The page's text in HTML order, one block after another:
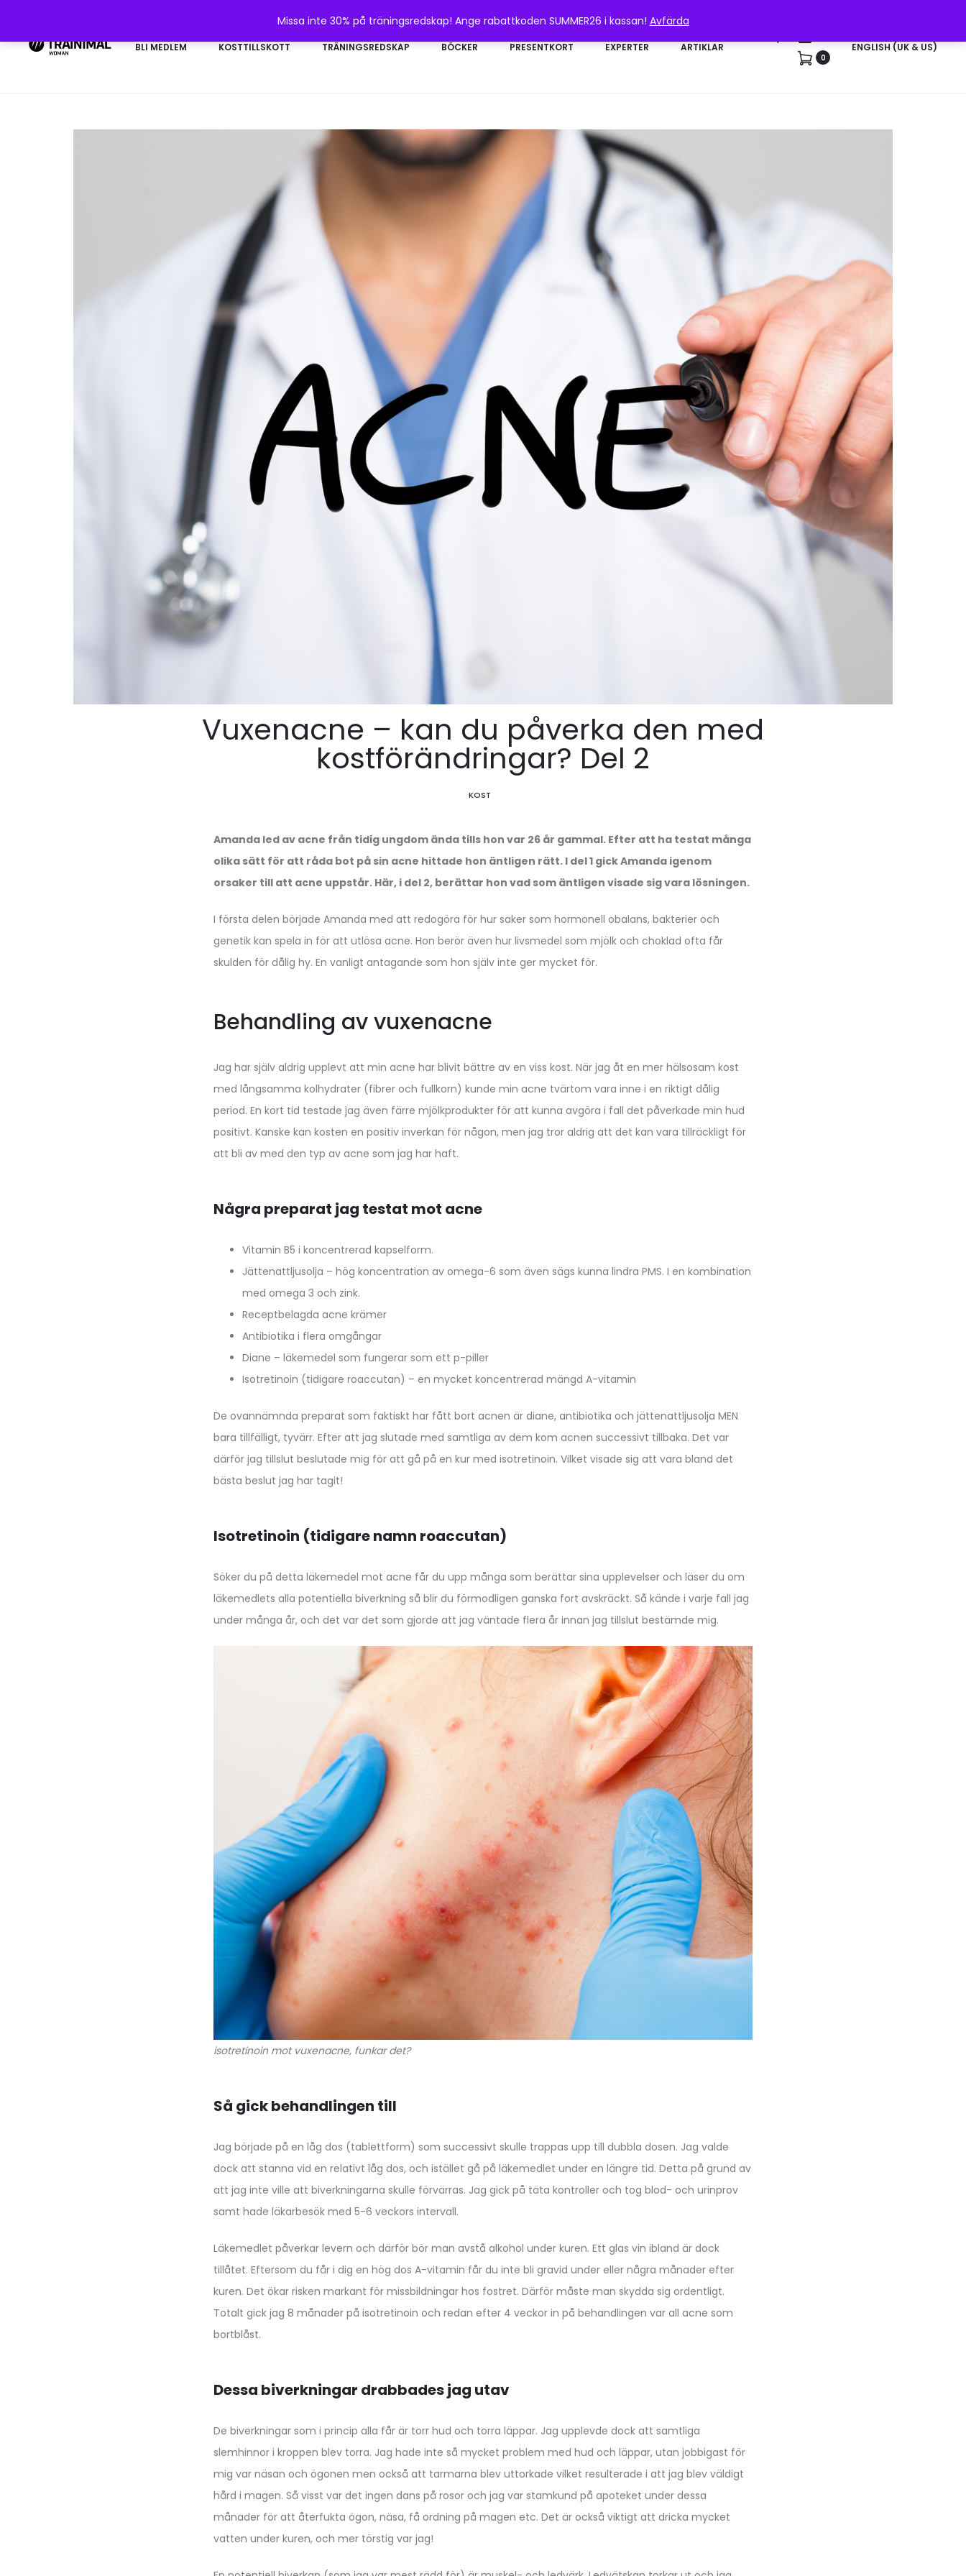
Missa inte 30% på träningsredskap! Ange rabattkoden SUMMER26 i kassan! Avfärda
BLI MEDLEM KOSTTILLSKOTT TRÄNINGSREDSKAP BÖCKER PRESENTKORT EXPERTER ARTIKLAR
0
ENGLISH (UK & US)
Vuxenacne – kan du påverka den med
kostförändringar? Del 2
KOST
Amanda led av acne från tidig ungdom ända tills hon var 26 år gammal. Efter att ha testat många
olika sätt för att råda bot på sin acne hittade hon äntligen rätt. I del 1 gick Amanda igenom
orsaker till att acne uppstår. Här, i del 2, berättar hon vad som äntligen visade sig vara lösningen.
I första delen började Amanda med att redogöra för hur saker som hormonell obalans, bakterier och
genetik kan spela in för att utlösa acne. Hon berör även hur livsmedel som mjölk och choklad ofta får
skulden för dålig hy. En vanligt antagande som hon själv inte ger mycket för.
Behandling av vuxenacne
Jag har själv aldrig upplevt att min acne har blivit bättre av en viss kost. När jag åt en mer hälsosam kost
med långsamma kolhydrater (fibrer och fullkorn) kunde min acne tvärtom vara inne i en riktigt dålig
period. En kort tid testade jag även färre mjölkprodukter för att kunna avgöra i fall det påverkade min hud
positivt. Kanske kan kosten en positiv inverkan för någon, men jag tror aldrig att det kan vara tillräckligt för
att bli av med den typ av acne som jag har haft.
Några preparat jag testat mot acne
Vitamin B5 i koncentrerad kapselform.
Jättenattljusolja – hög koncentration av omega-6 som även sägs kunna lindra PMS. I en kombination
med omega 3 och zink.
Receptbelagda acne krämer
Antibiotika i flera omgångar
Diane – läkemedel som fungerar som ett p-piller
Isotretinoin (tidigare roaccutan) – en mycket koncentrerad mängd A-vitamin
De ovannämnda preparat som faktiskt har fått bort acnen är diane, antibiotika och jättenattljusolja MEN
bara tillfälligt, tyvärr. Efter att jag slutade med samtliga av dem kom acnen successivt tillbaka. Det var
därför jag tillslut beslutade mig för att gå på en kur med isotretinoin. Vilket visade sig att vara bland det
bästa beslut jag har tagit!
Isotretinoin (tidigare namn roaccutan)
Söker du på detta läkemedel mot acne får du upp många som berättar sina upplevelser och läser du om
läkemedlets alla potentiella biverkning så blir du förmodligen ganska fort avskräckt. Så kände i varje fall jag
under många år, och det var det som gjorde att jag väntade flera år innan jag tillslut bestämde mig.
isotretinoin mot vuxenacne, funkar det?
Så gick behandlingen till
Jag började på en låg dos (tablettform) som successivt skulle trappas upp till dubbla dosen. Jag valde
dock att stanna vid en relativt låg dos, och istället gå på läkemedlet under en längre tid. Detta på grund av
att jag inte ville att biverkningarna skulle förvärras. Jag gick på täta kontroller och tog blod- och urinprov
samt hade läkarbesök med 5-6 veckors intervall.
Läkemedlet påverkar levern och därför bör man avstå alkohol under kuren. Ett glas vin ibland är dock
tillåtet. Eftersom du får i dig en hög dos A-vitamin får du inte bli gravid under eller några månader efter
kuren. Det ökar risken markant för missbildningar hos fostret. Därför måste man skydda sig ordentligt.
Totalt gick jag 8 månader på isotretinoin och redan efter 4 veckor in på behandlingen var all acne som
bortblåst.
Dessa biverkningar drabbades jag utav
De biverkningar som i princip alla får är torr hud och torra läppar. Jag upplevde dock att samtliga
slemhinnor i kroppen blev torra. Jag hade inte så mycket problem med hud och läppar, utan jobbigast för
mig var näsan och ögonen men också att tarmarna blev uttorkade vilket resulterade i att jag blev väldigt
hård i magen. Så visst var det ingen dans på rosor och jag var stamkund på apoteket under dessa
månader för att återfukta ögon, näsa, få ordning på magen etc. Det är också viktigt att dricka mycket
vatten under kuren, och mer törstig var jag!